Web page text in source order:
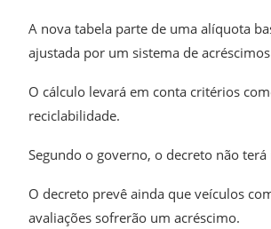
A nova tabela parte de uma alíquota
ajustada por um sistema de
O cálculo levará em conta critérios
reciclabilidade.
Segundo o governo, o decreto não
O decreto prevê ainda que veículos
avaliações sofrerão um acréscimo.